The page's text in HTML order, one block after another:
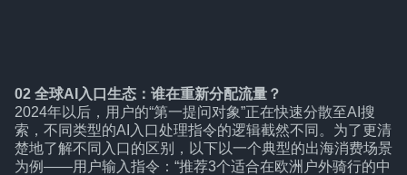
02 全球AI入口生态：谁在重新分配流量？
2024年以后，用户的“第一提问对象”正在快速分散至AI搜
索，不同类型的AI入口处理指令的逻辑截然不同。为了更清
楚地了解不同入口的区别，以下以一个典型的出海消费场景
为例——用户输入指令：“推荐3个适合在欧洲户外骑行的中